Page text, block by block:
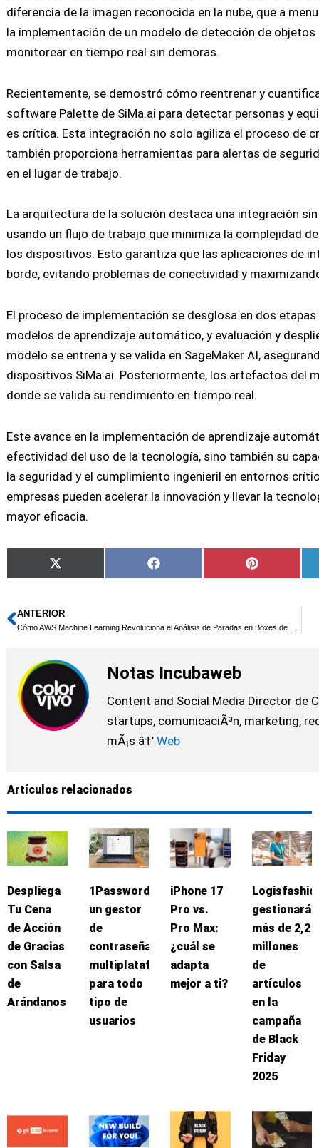
diferencia de la imagen reconocida en la nube, que a
la implementación de un modelo de detección de
monitorear en tiempo real sin demoras.
Recientemente, se demostró cómo reentrenar y
software Palette de SiMa.ai para detectar personas y
es crítica. Esta integración no solo agiliza el proceso de
también proporciona herramientas para alertas de
en el lugar de trabajo.
La arquitectura de la solución destaca una integración
usando un flujo de trabajo que minimiza la complejidad
los dispositivos. Esto garantiza que las aplicaciones de
borde, evitando problemas de conectividad y
El proceso de implementación se desglosa en dos
modelos de aprendizaje automático, y evaluación y
modelo se entrena y se valida en SageMaker AI,
dispositivos SiMa.ai. Posteriormente, los artefactos del
donde se valida su rendimiento en tiempo real.
Este avance en la implementación de aprendizaje
efectividad del uso de la tecnología, sino también su
la seguridad y el cumplimiento ingenieril en entornos
empresas pueden acelerar la innovación y llevar la
mayor eficacia.
Compartir
en
X
(Twitter)
Compartir
en
Facebook
Compartir
en
Pinterest
Ant
ANTERIOR
Notas Incubaweb
Content and Social Media Director de
startups, comunicaciÃ³n, marketing,
mÃ¡s â†’Web
Artículos relacionados
Despliega
Tu Cena
de Acción
de Gracias
con Salsa
de
Arándanos
1Password:
un gestor
de
contraseñas
multiplataforma
para todo
tipo de
usuarios
iPhone 17
Pro vs.
Pro Max:
¿cuál se
adapta
mejor a ti?
gestionará
más de 2,2
millones
de
artículos
en la
campaña
de Black
Friday
2025